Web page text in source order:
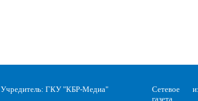
Учредитель: ГКУ "КБР-Медиа"
Сетевое
газета